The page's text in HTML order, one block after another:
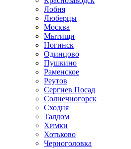
Лобня
Люберцы
Москва
Мытищи
Ногинск
Одинцово
Пушкино
Раменское
Реутов
Сергиев Посад
Солнечногорск
Сходня
Талдом
Химки
Хотьково
Черноголовка